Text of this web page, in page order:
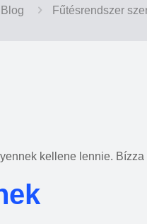
Blog Fűtésrendszer
kellene lennie.